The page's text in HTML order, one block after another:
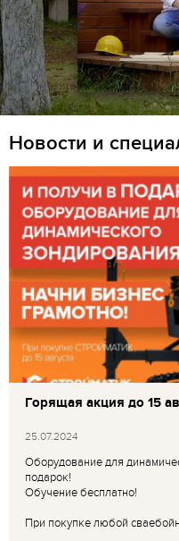
Новости и
Горящая акция до 15
25.07.2024
Оборудование для
подарок!
Обучение бесплатно!
При покупке любой